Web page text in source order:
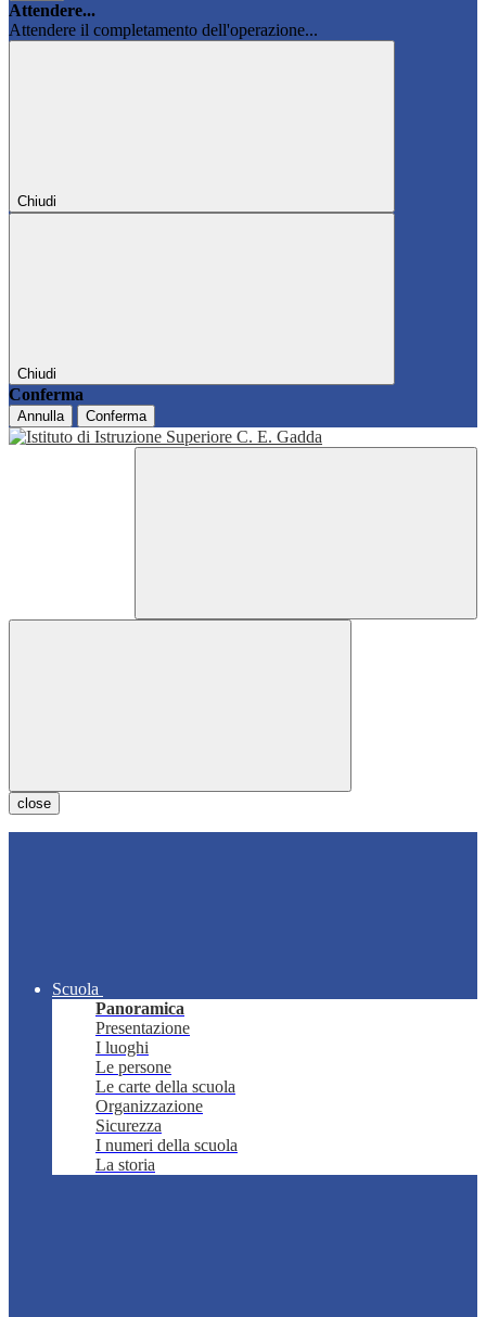
Attendere...
Attendere il completamento dell'operazione...
Chiudi
Chiudi
Conferma
Annulla Conferma
close
Scuola
Panoramica
Presentazione
I luoghi
Le persone
Le carte della scuola
Organizzazione
Sicurezza
I numeri della scuola
La storia